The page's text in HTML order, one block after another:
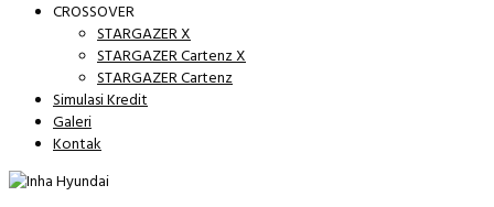
CROSSOVER
STARGAZER X
STARGAZER Cartenz X
STARGAZER Cartenz
Simulasi Kredit
Galeri
Kontak